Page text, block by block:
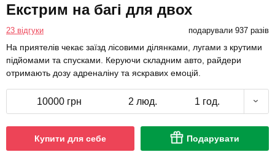
Екстрим на багі для двох
23 відгуки подарували 937 разів
На приятелів чекає заїзд лісовими ділянками, лугами з крутими
підйомами та спусками. Керуючи складним авто, райдери
отримають дозу адреналіну та яскравих емоцій.
10000 грн 2 люд. 1 год.
Купити для себе Подарувати